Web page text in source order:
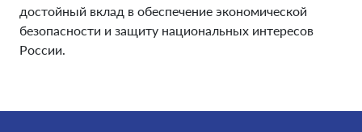
достойный вклад в обеспечение экономической
безопасности и защиту национальных интересов
России.